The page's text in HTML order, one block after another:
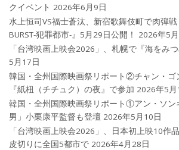
クイベント 2026年6月9日
水上恒司VS福士蒼汰、新宿歌舞伎町で肉弾戦
BURST-犯罪都市-』5月29日公開！
2026年5
「台湾映画上映会2026」、札幌で『海をみ
5月17日
韓国・全州国際映画祭リポート②チャン・ゴ
『紙杻（チチュク）の夜』で参加 2026年5月
韓国・全州国際映画祭リポート①アン・ソン
男」小栗康平監督も登壇 2026年5月10日
「台湾映画上映会2026」、日本初上映10作
皮切りに全国5都市で 2026年4月28日